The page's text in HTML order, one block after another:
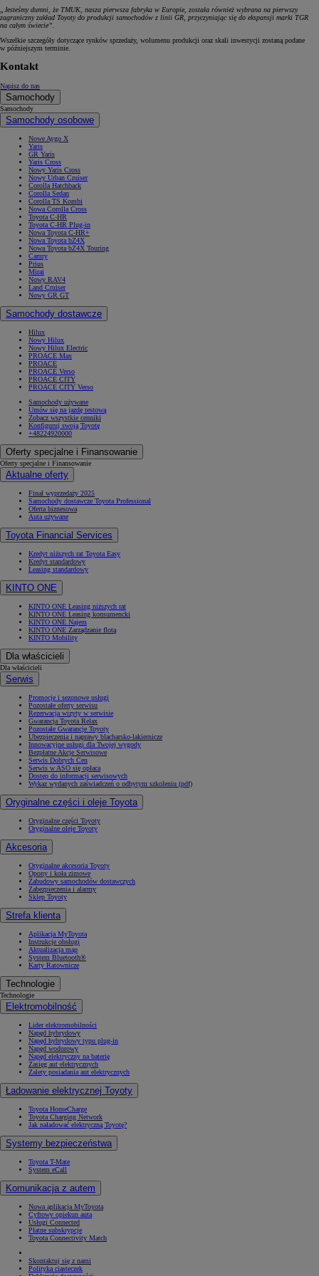
„Jesteśmy dumni, że TMUK, nasza pierwsza fabryka w Europie, została również wybrana na pierwszy
zagraniczny zakład Toyoty do produkcji samochodów z linii GR, przyczyniając się do ekspansji marki TGR
na całym świecie”.
Wszelkie szczegóły dotyczące rynków sprzedaży, wolumenu produkcji oraz skali inwestycji zostaną podane
w późniejszym terminie.
Kontakt
Napisz do nas
Samochody
Samochody
Samochody osobowe
Nowe Aygo X
Yaris
GR Yaris
Yaris Cross
Nowy Yaris Cross
Nowy Urban Cruiser
Corolla Hatchback
Corolla Sedan
Corolla TS Kombi
Nowa Corolla Cross
Toyota C-HR
Toyota C-HR Plug-in
Nowa Toyota C-HR+
Nowa Toyota bZ4X
Nowa Toyota bZ4X Touring
Camry
Prius
Mirai
Nowy RAV4
Land Cruiser
Nowy GR GT
Samochody dostawcze
Hilux
Nowy Hilux
Nowy Hilux Electric
PROACE Max
PROACE
PROACE Verso
PROACE CITY
PROACE CITY Verso
Samochody używane
Umów się na jazdę testową
Zobacz wszystkie cenniki
Konfiguruj swoją Toyotę
+48224920000
Oferty specjalne i Finansowanie
Oferty specjalne i Finansowanie
Aktualne oferty
Finał wyprzedaży 2025
Samochody dostawcze Toyota Professional
Oferta biznesowa
Auta używane
Toyota Financial Services
Kredyt niższych rat Toyota Easy
Kredyt standardowy
Leasing standardowy
KINTO ONE
KINTO ONE Leasing niższych rat
KINTO ONE Leasing konsumencki
KINTO ONE Najem
KINTO ONE Zarządzanie flotą
KINTO Mobility
Dla właścicieli
Dla właścicieli
Serwis
Promocje i sezonowe usługi
Pozostałe oferty serwisu
Rezerwacja wizyty w serwisie
Gwarancja Toyota Relax
Pozostałe Gwarancje Toyoty
Ubezpieczenia i naprawy blacharsko-lakiernicze
Innowacyjne usługi dla Twojej wygody
Bezpłatne Akcje Serwisowe
Serwis Dobrych Cen
Serwis w ASO się opłaca
Dostęp do informacji serwisowych
Wykaz wydanych zaświadczeń o odbytym szkoleniu (pdf)
Oryginalne części i oleje Toyota
Oryginalne części Toyoty
Oryginalne oleje Toyoty
Akcesoria
Oryginalne akcesoria Toyoty
Opony i koła zimowe
Zabudowy samochodów dostawczych
Zabezpieczenia i alarmy
Sklep Toyoty
Strefa klienta
Aplikacja MyToyota
Instrukcje obsługi
Aktualizacja map
System Bluetooth®
Karty Ratownicze
Technologie
Technologie
Elektromobilność
Lider elektromobilności
Napęd hybrydowy
Napęd hybrydowy typu plug-in
Napęd wodorowy
Napęd elektryczny na baterię
Zasięg aut elektrycznych
Zalety posiadania aut elektrycznych
Ładowanie elektrycznej Toyoty
Toyota HomeCharge
Toyota Charging Network
Jak naładować elektryczną Toyotę?
Systemy bezpieczeństwa
Toyota T-Mate
System eCall
Komunikacja z autem
Nowa aplikacja MyToyota
Cyfrowy opiekun auta
Usługi Connected
Płatne subskrypcje
Toyota Connectivity Match
Skontaktuj się z nami
Polityka ciasteczek